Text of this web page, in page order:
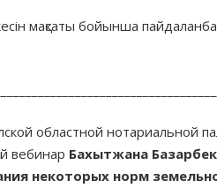
мақсаты бойынша
областной нотариальной
вебинар Бахытжана
некоторых норм